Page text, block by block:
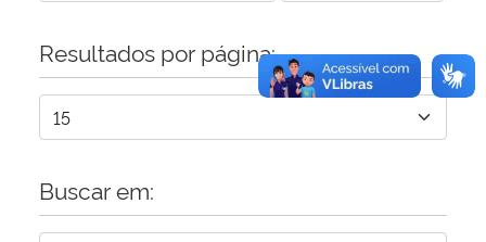
Resultados por página:
Buscar em: